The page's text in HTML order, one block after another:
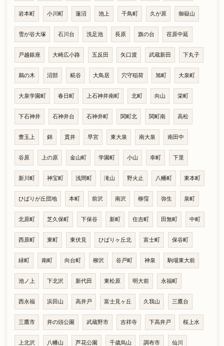
岩本町 小川町 蓮沼 池上 千鳥町 久が原 御嶽山
雪が谷大塚 石川台 洗足池 長原 旗の台 荏原中延
戸越銀座 大崎広小路 五反田 矢口渡 武蔵新田 下丸子
鵜の木 沼部 糀谷 大鳥居 穴守稲荷 旭町 大泉町
大泉学園町 春日町 上石神井南町 北町 向山 栄町
下石神井 石神井台 石神井町 関町北 関町南 高松
豊玉上 錦 貫井 早宮 東大泉 南大泉 南田中
谷原 上の原 金山町 学園町 小山 幸町 下里
新川町 神宝町 浅間町 滝山 野火止 八幡町 東本町
ひばりが丘団地 本町 前沢 南沢 柳窪 弥生 泉町
北原町 芝久保町 下保谷 新町 住吉町 田無町 中町
西原町 東町 東伏見 ひばりヶ丘北 富士町 保谷町
緑町 南町 向台町 柳沢 谷戸町 神泉 駒場東大前
池ノ上 下北沢 新代田 東松原 明大前 永福町
西永福 浜田山 高井戸 富士見ヶ丘 久我山 三鷹台
三鷹市 井の頭公園 武蔵野市 吉祥寺 下高井戸 桜上水
上北沢 八幡山 芦花公園 千歳烏山 調布市 仙川